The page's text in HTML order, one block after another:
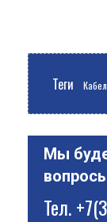
Теги
Мы
Тел.